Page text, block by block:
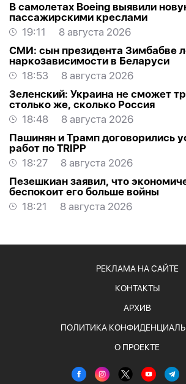
В самолетах Boeing выявили
пассажирскими креслами
19:11
8 августа 2026
СМИ: сын президента Зимбабве
наркозависимости в Беларуси
18:53
8 августа 2026
Зеленский: Украина не сможет
столько же, сколько Россия
18:48
8 августа 2026
Пашинян и Трамп договорились
работ по TRIPP
18:27
8 августа 2026
Пезешкиан заявил, что
беспокоит его больше войны
18:21
8 августа 2026
РЕКЛАМА НА САЙТЕ
КОНТАКТЫ
АРХИВ
ПОЛИТИКА
О ПРОЕКТЕ